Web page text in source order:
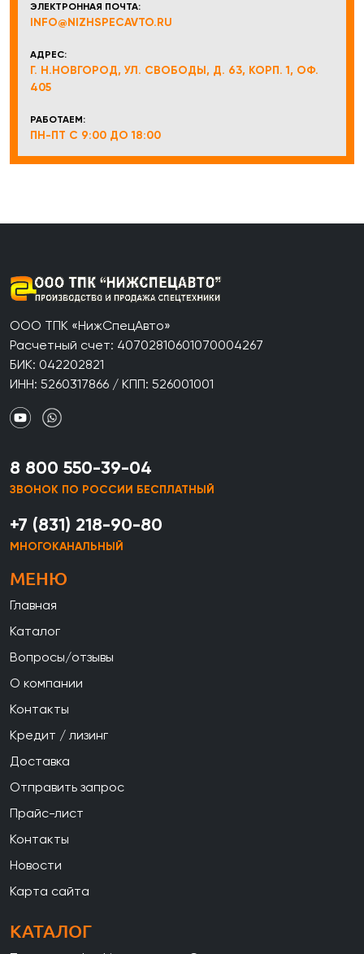
ЭЛЕКТРОННАЯ ПОЧТА:
INFO@NIZHSPECAVTO.RU
АДРЕС:
Г. Н.НОВГОРОД, УЛ. СВОБОДЫ, Д. 63, КОРП. 1, ОФ.
405
РАБОТАЕМ:
ПН-ПТ С 9:00 ДО 18:00
ООО ТПК «НижСпецАвто»
Расчетный счет: 40702810601070004267
БИК: 042202821
ИНН: 5260317866 / КПП: 526001001
8 800 550-39-04
ЗВОНОК ПО РОССИИ БЕСПЛАТНЫЙ
+7 (831) 218-90-80
МНОГОКАНАЛЬНЫЙ
МЕНЮ
Главная
Каталог
Вопросы/отзывы
О компании
Контакты
Кредит / лизинг
Доставка
Отправить запрос
Прайс-лист
Контакты
Новости
Карта сайта
КАТАЛОГ